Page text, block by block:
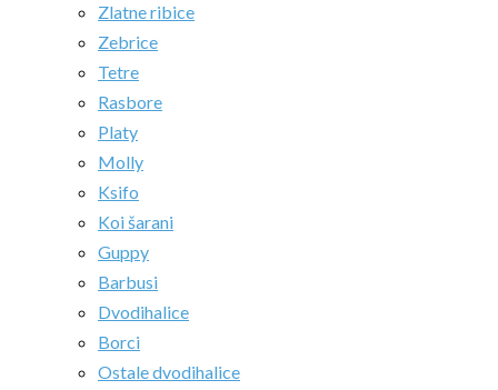
Zlatne ribice
Zebrice
Tetre
Rasbore
Platy
Molly
Ksifo
Koi šarani
Guppy
Barbusi
Dvodihalice
Borci
Ostale dvodihalice